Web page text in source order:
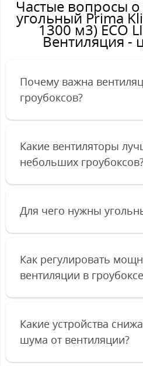
Частые вопросы
угольный Prima
1300 м3) ECO
Вентиляция -
Почему важна
гроубоксов?
Какие вентиляторы
небольших
Для чего нужны
Как регулировать
вентиляции в
Какие устройства
шума от вентиляции?